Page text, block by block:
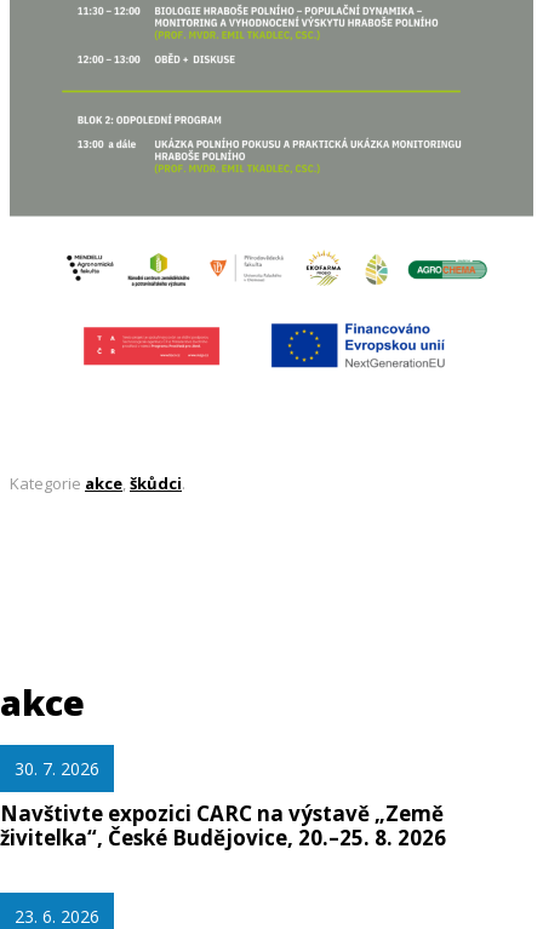
Kategorie akce,škůdci.
akce
30. 7. 2026
Navštivte expozici CARC na výstavě „Země
živitelka“, České Budějovice, 20.–25. 8. 2026
23. 6. 2026